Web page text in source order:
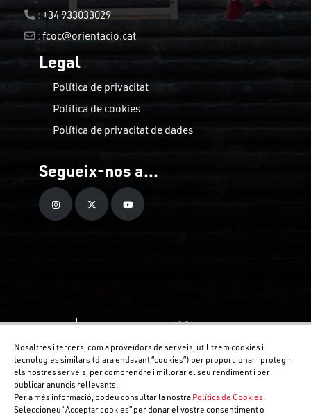
:+34 933033029
: fcoc@orientacio.cat
Legal
Política de privacitat
Política de cookies
Política de privacitat de dades
Segueix-nos a...
Nosaltres i tercers, com a proveïdors de serveis, utilitzem cookies i
tecnologies similars (d'ara endavant “cookies”) per proporcionar i protegir
els nostres serveis, per comprendre i millorar el seu rendiment i per
publicar anuncis rellevants.
Per a més informació, podeu consultar la nostra Política de Cookies.
Seleccioneu “Acceptar cookies” per donar el vostre consentiment o